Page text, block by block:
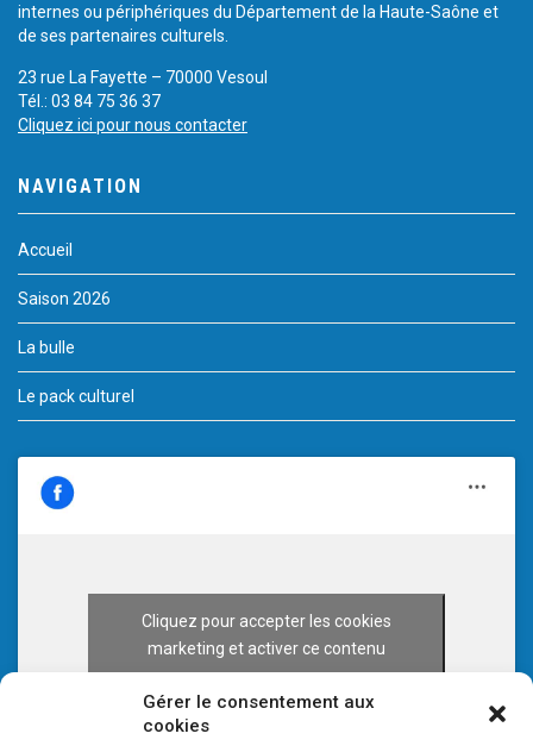
Gérer le consentement aux
cookies
internes ou périphériques du Département de la Haute-Saône et
de ses partenaires culturels.
23 rue La Fayette – 70000 Vesoul
Tél.: 03 84 75 36 37
Cliquez ici pour nous contacter
NAVIGATION
Accueil
Saison 2026
La bulle
Le pack culturel
Cliquez pour accepter les cookies
marketing et activer ce contenu